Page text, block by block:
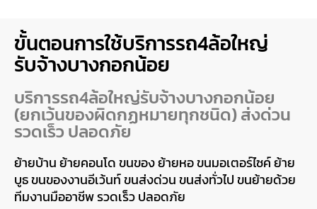
ขั้นตอนการใช้บริการรถ4ล้อใหญ่
รับจ้างบางกอกน้อย
บริการรถ4ล้อใหญ่รับจ้างบางกอกน้อย
(ยกเว้นของผิดกฏหมายทุกชนิด) ส่งด่วน
รวดเร็ว ปลอดภัย
ย้ายบ้าน ย้ายคอนโด ขนของ ย้ายหอ ขนมอเตอร์ไซค์ ย้าย
บูธ ขนของงานอีเว้นท์ ขนส่งด่วน ขนส่งทั่วไป ขนย้ายด้วย
ทีมงานมืออาชีพ รวดเร็ว ปลอดภัย